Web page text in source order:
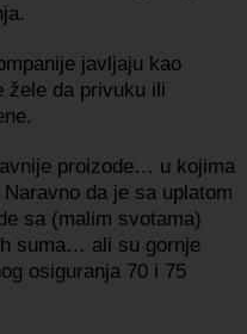
javljaju kao
žele da privuku ili
proizode… u kojima
da je sa uplatom
sa (malim svotama)
suma… ali su gornje
osiguranja 70 i 75